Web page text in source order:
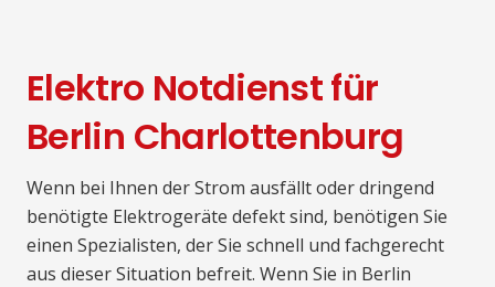
Elektro Notdienst für
Berlin Charlottenburg
Wenn bei Ihnen der Strom ausfällt oder dringend
benötigte Elektrogeräte defekt sind, benötigen Sie
einen Spezialisten, der Sie schnell und fachgerecht
aus dieser Situation befreit. Wenn Sie in Berlin